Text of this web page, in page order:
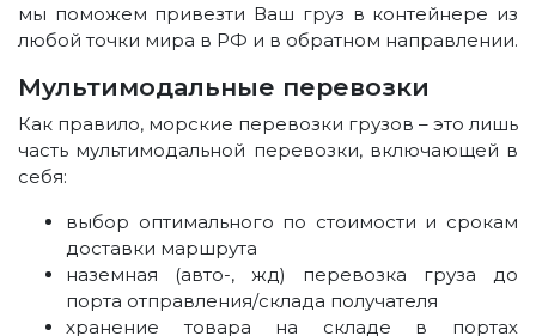
мы поможем привезти Ваш груз в контейнере из
любой точки мира в РФ и в обратном направлении.
Мультимодальные перевозки
Как правило, морские перевозки грузов – это лишь
часть мультимодальной перевозки, включающей в
себя:
выбор оптимального по стоимости и срокам
доставки маршрута
наземная (авто-, жд) перевозка груза до
порта отправления/склада получателя
хранение товара на складе в портах